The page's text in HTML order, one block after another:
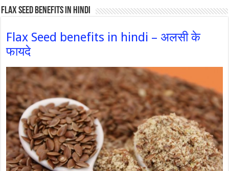
Flax Seed Benefits in hindi
Flax Seed benefits in hindi – अलसी के
फायदे